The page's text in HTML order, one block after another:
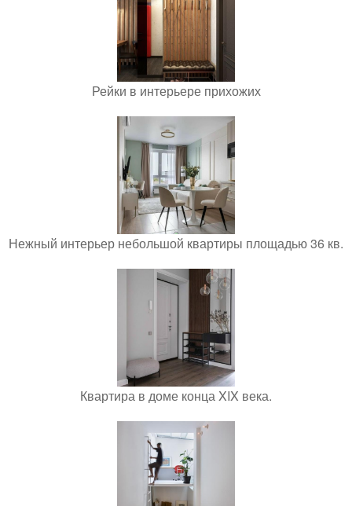
Рейки в интерьере прихожих
Нежный интерьер небольшой квартиры площадью 36 кв.
Квартира в доме конца XIX века.